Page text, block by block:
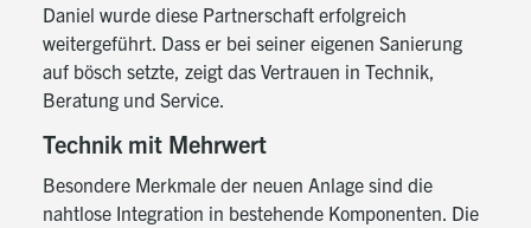
Daniel wurde diese Partnerschaft erfolgreich
weitergeführt. Dass er bei seiner eigenen Sanierung
auf bösch setzte, zeigt das Vertrauen in Technik,
Beratung und Service.
Technik mit Mehrwert
Besondere Merkmale der neuen Anlage sind die
nahtlose Integration in bestehende Komponenten. Die